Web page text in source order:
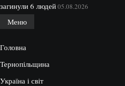
загинули 6 людей05.08.2026
Меню
Головна
Тернопільщина
Україна і світ